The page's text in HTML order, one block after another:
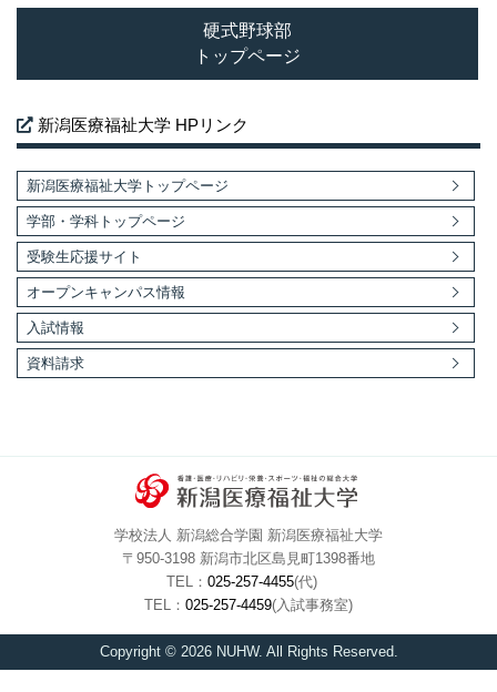
硬式野球部
トップページ
新潟医療福祉大学 HPリンク
新潟医療福祉大学トップページ
学部・学科トップページ
受験生応援サイト
オープンキャンパス情報
入試情報
資料請求
学校法人 新潟総合学園 新潟医療福祉大学
〒950-3198 新潟市北区島見町1398番地
TEL： 025-257-4455(代)
TEL： 025-257-4459(入試事務室)
Copyright © 2026 NUHW. All Rights Reserved.